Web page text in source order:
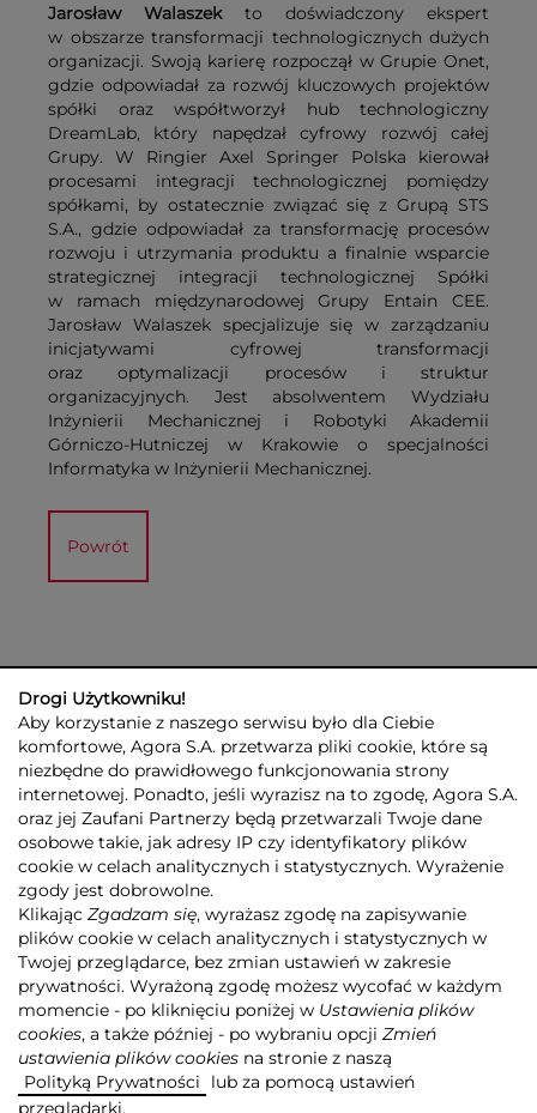
Jarosław Walaszek to doświadczony ekspert
w obszarze transformacji technologicznych dużych
organizacji. Swoją karierę rozpoczął w Grupie Onet,
gdzie odpowiadał za rozwój kluczowych projektów
spółki oraz współtworzył hub technologiczny
DreamLab, który napędzał cyfrowy rozwój całej
Grupy. W Ringier Axel Springer Polska kierował
procesami integracji technologicznej pomiędzy
spółkami, by ostatecznie związać się z Grupą STS
S.A., gdzie odpowiadał za transformację procesów
rozwoju i utrzymania produktu a finalnie wsparcie
strategicznej integracji technologicznej Spółki
w ramach międzynarodowej Grupy Entain CEE.
Jarosław Walaszek specjalizuje się w zarządzaniu
inicjatywami cyfrowej transformacji
oraz optymalizacji procesów i struktur
organizacyjnych. Jest absolwentem Wydziału
Inżynierii Mechanicznej i Robotyki Akademii
Górniczo-Hutniczej w Krakowie o specjalności
Informatyka w Inżynierii Mechanicznej.
Powrót
GRUPA AGORA DLA INWESTORÓW DLA MEDIÓW
REKLAMA
ESG
KONTAKT
© 2026 Copyright AGORA SA
POLITYKA PRYWATNOŚCI SERWISU AGORA.PL
POLITYKA TRANSPARENTNOŚCI
ZASTRZEŻENIE PRAWNOAUTORSKIE
INFORMACJE O USŁUGACH MEDIALNYCH
MAPA SERWISU RSS
Realizacja
Drogi Użytkowniku!
Aby korzystanie z naszego serwisu było dla Ciebie
komfortowe, Agora S.A. przetwarza pliki cookie, które są
niezbędne do prawidłowego funkcjonowania strony
internetowej. Ponadto, jeśli wyrazisz na to zgodę, Agora S.A.
oraz jej Zaufani Partnerzy będą przetwarzali Twoje dane
osobowe takie, jak adresy IP czy identyfikatory plików
cookie w celach analitycznych i statystycznych. Wyrażenie
zgody jest dobrowolne.
Klikając Zgadzam się, wyrażasz zgodę na zapisywanie
plików cookie w celach analitycznych i statystycznych w
Twojej przeglądarce, bez zmian ustawień w zakresie
prywatności. Wyrażoną zgodę możesz wycofać w każdym
momencie - po kliknięciu poniżej w Ustawienia plików
cookies, a także później - po wybraniu opcji Zmień
ustawienia plików cookies na stronie z naszą
Polityką Prywatności
lub za pomocą ustawień
przeglądarki.